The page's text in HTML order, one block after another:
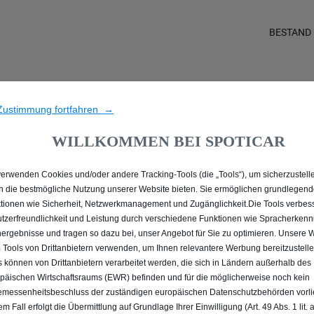
BESTAND
PEUGEOT 2008 IN
WEINSTRASSE
fortfahren →
WILLKOMMEN BEI SPOTICAR
Cookies und/oder andere Tracking-Tools (die „Tools“), um
die bestmögliche Nutzung unserer Website bieten. Sie ermöglichen
wie Sicherheit, Netzwerkmanagement und Zugänglichkeit.Die Tools
und Leistung durch verschiedene Funktionen wie
und tragen so dazu bei, unser Angebot für Sie zu optimieren. Unsere
Tools von Drittanbietern verwenden, um Ihnen relevantere Werbung
können von Drittanbietern verarbeitet werden, die sich in Ländern außerhalb des
Wirtschaftsraums (EWR) befinden und für die möglicherweise noch kein
der zuständigen europäischen Datenschutzbehörden
Fall erfolgt die Übermittlung auf Grundlage Ihrer Einwilligung (Art. 49 Abs. 1 lit.